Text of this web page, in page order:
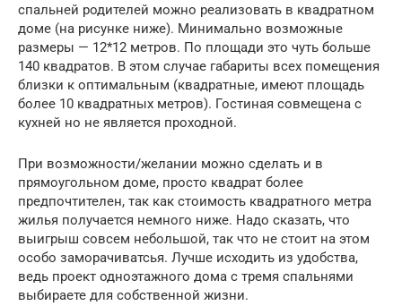
спальней родителей можно реализовать в квадратном
доме (на рисунке ниже). Минимально возможные
размеры — 12*12 метров. По площади это чуть больше
140 квадратов. В этом случае габариты всех помещения
близки к оптимальным (квадратные, имеют площадь
более 10 квадратных метров). Гостиная совмещена с
кухней но не является проходной.
При возможности/желании можно сделать и в
прямоугольном доме, просто квадрат более
предпочтителен, так как стоимость квадратного метра
жилья получается немного ниже. Надо сказать, что
выигрыш совсем небольшой, так что не стоит на этом
особо заморачиватсья. Лучше исходить из удобства,
ведь проект одноэтажного дома с тремя спальнями
выбираете для собственной жизни.